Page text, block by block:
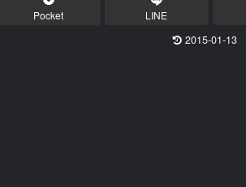
Pocket LINE
2015-01-13